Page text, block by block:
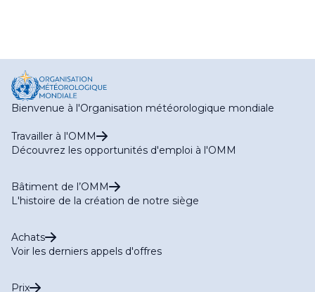
Bienvenue à l'Organisation météorologique mondiale
Travailler à l'OMM
Découvrez les opportunités d'emploi à l'OMM
Bâtiment de l’OMM
L'histoire de la création de notre siège
Achats
Voir les derniers appels d'offres
Prix